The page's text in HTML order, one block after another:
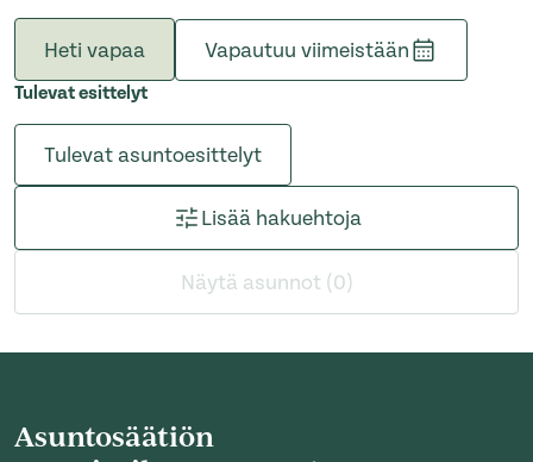
Heti vapaa Vapautuu viimeistään
Tulevat esittelyt
Tulevat asuntoesittelyt
Näytä asunnot (0)
Lisää hakuehtoja
Asuntosäätiön